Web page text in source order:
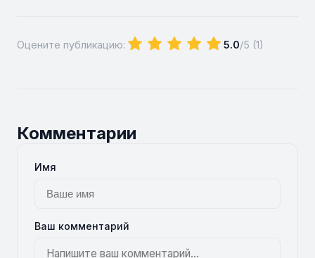
Оцените публикацию: 5.0/5 (1)
Комментарии
Имя
Ваш комментарий